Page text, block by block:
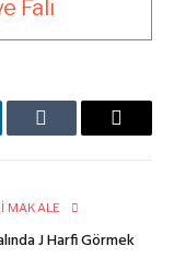
Falı
Tumblr
E-
MAKALE
J Harfi Görmek